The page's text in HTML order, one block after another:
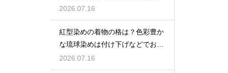
2026.07.16
紅型染めの着物の格は？色彩豊か
な琉球染めは付け下げなどでおし
ゃれ着向き
2026.07.16